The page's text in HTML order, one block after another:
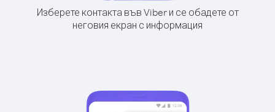
Изберете контакта във Viber и се обадете от
неговия екран с информация